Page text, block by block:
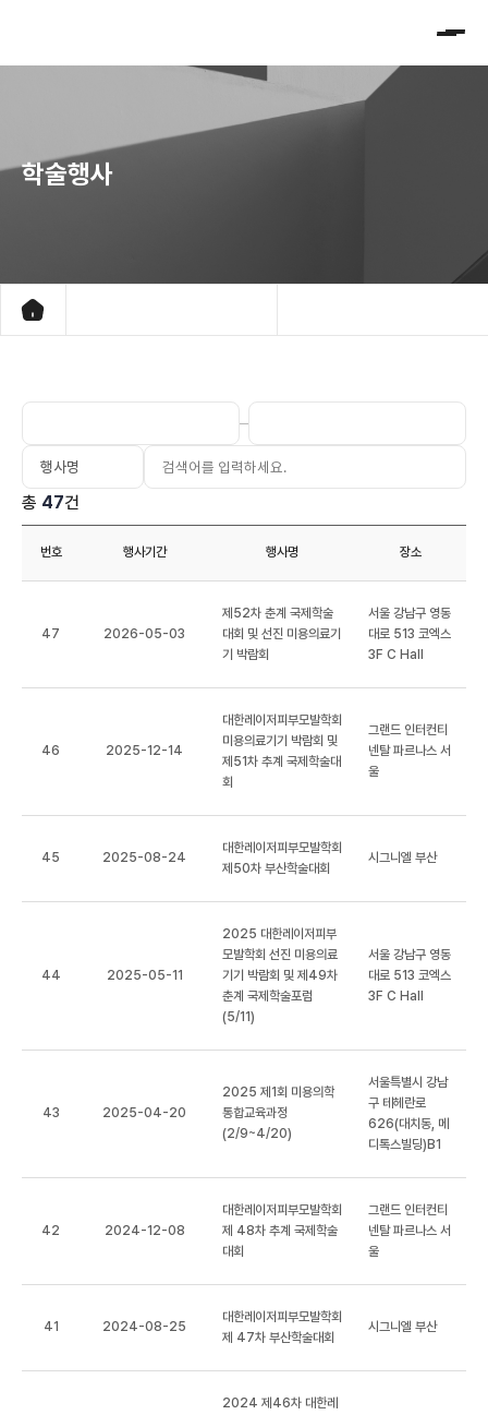
한
피
학
회
학회등록
학술행사
학술행사
학회등록
지난 학술대회 프로그램
총 47건
행사명
행사명
번호 행사기간 행사명 장소
47 2026-05-03
제52차 춘계 국제학술
대회 및 선진 미용의료기
기 박람회
서울 강남구 영동
대로 513 코엑스
3F C Hall
46 2025-12-14
대한레이저피부모발학회
미용의료기기 박람회 및
제51차 추계 국제학술대
회
그랜드 인터컨티
넨탈 파르나스 서
울
45 2025-08-24
대한레이저피부모발학회
제50차 부산학술대회
시그니엘 부산
44 2025-05-11
2025 대한레이저피부
모발학회 선진 미용의료
기기 박람회 및 제49차
춘계 국제학술포럼
(5/11)
서울 강남구 영동
대로 513 코엑스
3F C Hall
43 2025-04-20
2025 제1회 미용의학
통합교육과정
(2/9~4/20)
서울특별시 강남
구 테헤란로
626(대치동, 메
디톡스빌딩)B1
42 2024-12-08
대한레이저피부모발학회
제 48차 추계 국제학술
대회
그랜드 인터컨티
넨탈 파르나스 서
울
41 2024-08-25
대한레이저피부모발학회
제 47차 부산학술대회
시그니엘 부산
2024 제46차 대한레